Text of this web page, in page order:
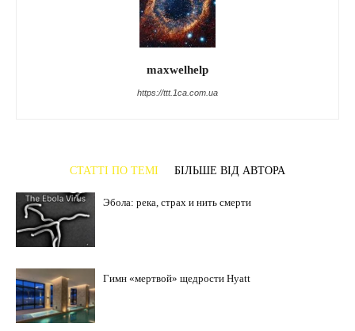
maxwelhelp
https://ttt.1ca.com.ua
СТАТТІ ПО ТЕМІ БІЛЬШЕ ВІД АВТОРА
Эбола: река, страх и нить смерти
Гимн «мертвой» щедрости Hyatt